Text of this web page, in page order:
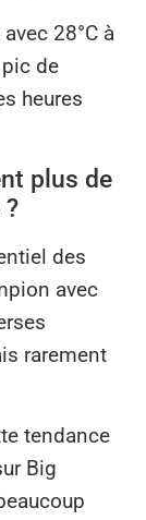
28°C à
pic de
heures
plus de
des
avec
rarement
tendance
Big